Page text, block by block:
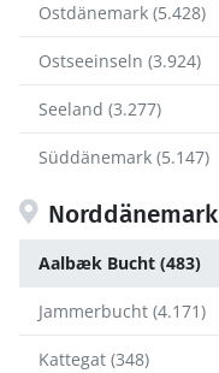
Ostdänemark (5.428)
Ostseeinseln (3.924)
Seeland (3.277)
Süddänemark (5.147)
Norddänemark
Aalbæk Bucht (483)
Jammerbucht (4.171)
Kattegat (348)